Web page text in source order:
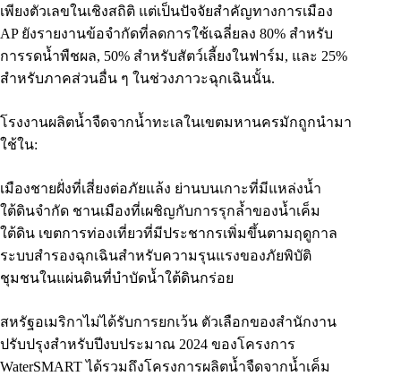
เพียงตัวเลขในเชิงสถิติ แต่เป็นปัจจัยสำคัญทางการเมือง
AP ยังรายงานข้อจำกัดที่ลดการใช้เฉลี่ยลง 80% สำหรับ
การรดน้ำพืชผล, 50% สำหรับสัตว์เลี้ยงในฟาร์ม, และ 25%
สำหรับภาคส่วนอื่น ๆ ในช่วงภาวะฉุกเฉินนั้น.
โรงงานผลิตน้ำจืดจากน้ำทะเลในเขตมหานครมักถูกนำมา
ใช้ใน:
เมืองชายฝั่งที่เสี่ยงต่อภัยแล้ง ย่านบนเกาะที่มีแหล่งน้ำ
ใต้ดินจำกัด ชานเมืองที่เผชิญกับการรุกล้ำของน้ำเค็ม
ใต้ดิน เขตการท่องเที่ยวที่มีประชากรเพิ่มขึ้นตามฤดูกาล
ระบบสำรองฉุกเฉินสำหรับความรุนแรงของภัยพิบัติ
ชุมชนในแผ่นดินที่บำบัดน้ำใต้ดินกร่อย
สหรัฐอเมริกาไม่ได้รับการยกเว้น ตัวเลือกของสำนักงาน
ปรับปรุงสำหรับปีงบประมาณ 2024 ของโครงการ
WaterSMART ได้รวมถึงโครงการผลิตน้ำจืดจากน้ำเค็ม